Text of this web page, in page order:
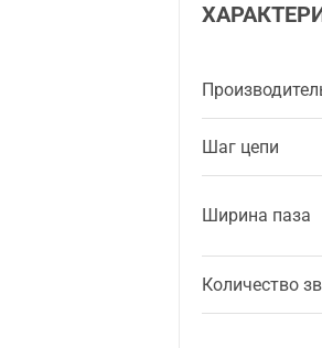
Шаг цепи
Ширина паза
Количество